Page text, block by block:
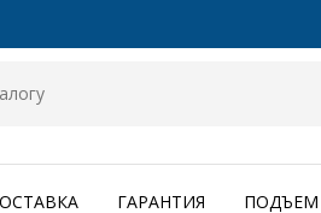
ГАРАНТИЯ ПОДЪЕМ